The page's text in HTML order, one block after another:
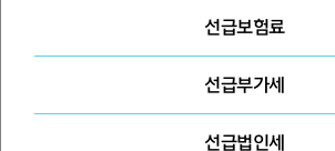
선급보험료
선급부가세
선급법인세